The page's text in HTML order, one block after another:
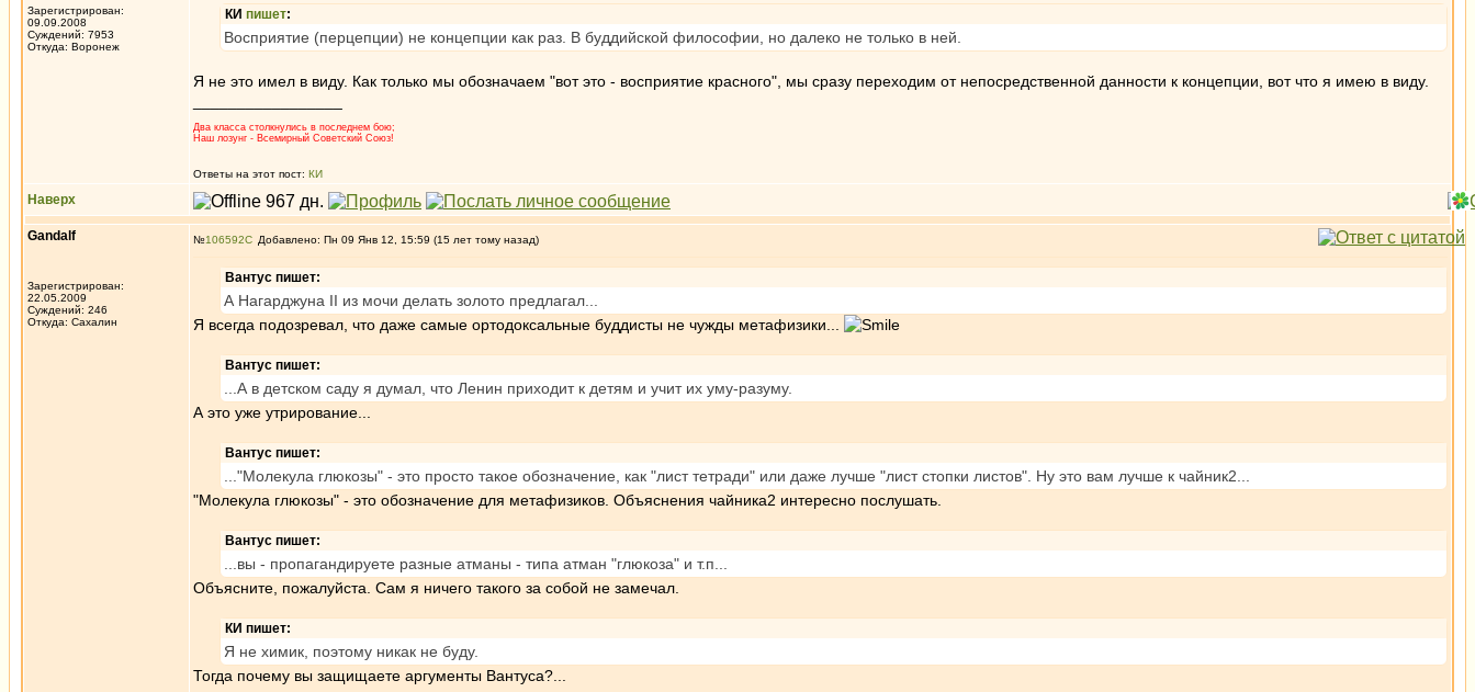
Зарегистрирован:
09.09.2008
Суждений: 7953
Откуда: Воронеж
КИ пишет:
Восприятие (перцепции) не концепции как раз. В буддийской философии, но далеко не только в ней.
Я не это имел в виду. Как только мы обозначаем "вот это - восприятие красного", мы сразу переходим от непосредственной данности к концепции, вот что я имею в виду.
Два класса столкнулись в последнем бою;
Наш лозунг - Всемирный Советский Союз!
Ответы на этот пост: КИ
Наверх
Gandalf
Зарегистрирован:
22.05.2009
Суждений: 246
Откуда: Сахалин
№106592 Добавлено: Пн 09 Янв 12, 15:59 (15 лет тому назад)
Вантус пишет:
А Нагарджуна II из мочи делать золото предлагал...
Я всегда подозревал, что даже самые ортодоксальные буддисты не чужды метафизики...
Вантус пишет:
...А в детском саду я думал, что Ленин приходит к детям и учит их уму-разуму.
А это уже утрирование...
Вантус пишет:
..."Молекула глюкозы" - это просто такое обозначение, как "лист тетради" или даже лучше "лист стопки листов". Ну это вам лучше к чайник2...
"Молекула глюкозы" - это обозначение для метафизиков. Объяснения чайника2 интересно послушать.
Вантус пишет:
...вы - пропагандируете разные атманы - типа атман "глюкоза" и т.п...
Объясните, пожалуйста. Сам я ничего такого за собой не замечал.
КИ пишет:
Я не химик, поэтому никак не буду.
Тогда почему вы защищаете аргументы Вантуса?...